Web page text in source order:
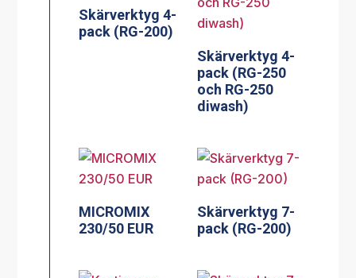
Skärverktyg 4-
pack (RG-200)
Skärverktyg 4-
pack (RG-250
och RG-250
diwash)
MICROMIX
230/50 EUR
Skärverktyg 7-
pack (RG-200)